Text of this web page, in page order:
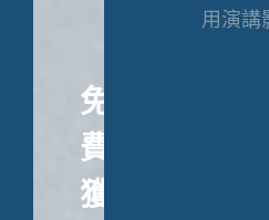
用演講
免
費
獲